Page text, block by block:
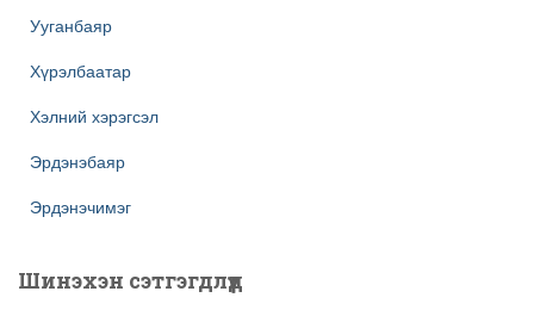
Ууганбаяр
Хүрэлбаатар
Хэлний хэрэгсэл
Эрдэнэбаяр
Эрдэнэчимэг
Шинэхэн сэтгэгдлүүд